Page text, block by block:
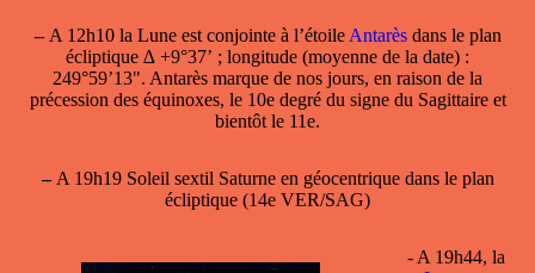
–A 12h10 la Lune est conjointe à l’étoile Antarèsdans le plan
écliptique ∆ +9°37’ ; longitude (moyenne de la date) :
249°59’13". Antarès marque de nos jours, en raison de la
précession des équinoxes, le 10e degré du signe du Sagittaire et
bientôt le 11e.
–A 19h19 Soleil sextil Saturne en géocentrique dans le plan
écliptique (14e VER/SAG)
- A 19h44, la